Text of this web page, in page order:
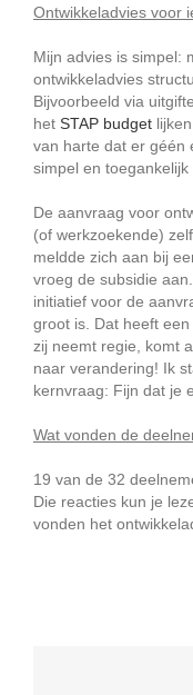
Ontwikkeladvies voor
Mijn advies is simpel:
ontwikkeladvies
Bijvoorbeeld via
het STAP budget
van harte dat er géén
simpel en
De aanvraag voor
(of werkzoekende)
meldde zich aan bij
vroeg de subsidie
initiatief voor de
groot is. Dat heeft
zij neemt regie, komt
naar verandering! Ik
kernvraag: Fijn dat je
Wat vonden de
19 van de 32
Die reacties kun je
vonden het